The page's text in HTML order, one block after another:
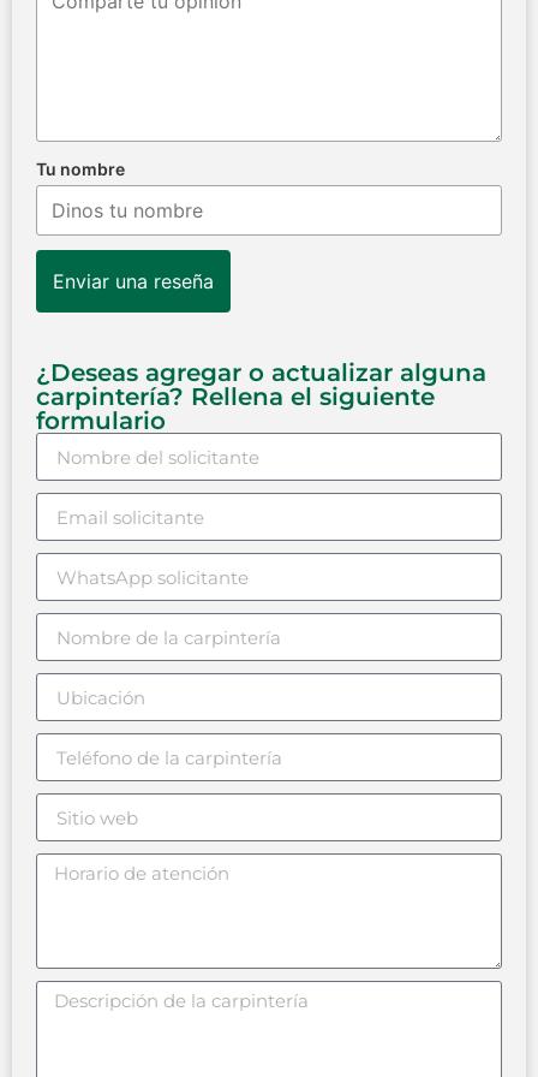
Tu nombre
Enviar una reseña
¿Deseas agregar o actualizar alguna
carpintería? Rellena el siguiente
formulario